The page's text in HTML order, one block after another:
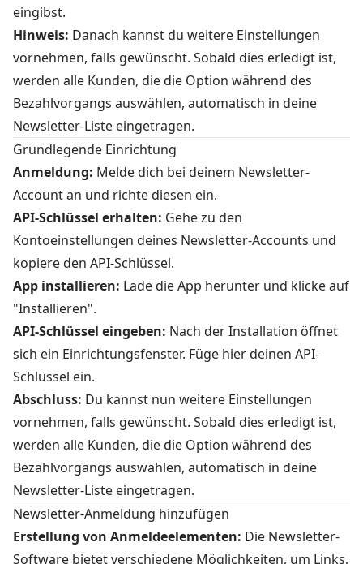
eingibst.
Hinweis: Danach kannst du weitere Einstellungen
vornehmen, falls gewünscht. Sobald dies erledigt ist,
werden alle Kunden, die die Option während des
Bezahlvorgangs auswählen, automatisch in deine
Newsletter-Liste eingetragen.
Grundlegende Einrichtung
Anmeldung: Melde dich bei deinem Newsletter-
Account an und richte diesen ein.
API-Schlüssel erhalten: Gehe zu den
Kontoeinstellungen deines Newsletter-Accounts und
kopiere den API-Schlüssel.
App installieren: Lade die App herunter und klicke auf
"Installieren".
API-Schlüssel eingeben: Nach der Installation öffnet
sich ein Einrichtungsfenster. Füge hier deinen API-
Schlüssel ein.
Abschluss: Du kannst nun weitere Einstellungen
vornehmen, falls gewünscht. Sobald dies erledigt ist,
werden alle Kunden, die die Option während des
Bezahlvorgangs auswählen, automatisch in deine
Newsletter-Liste eingetragen.
Newsletter-Anmeldung hinzufügen
Erstellung von Anmeldeelementen: Die Newsletter-
Software bietet verschiedene Möglichkeiten, um Links,